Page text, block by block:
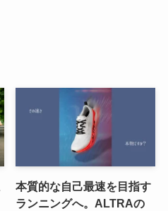
本質的な自己最速を目指す
ランニングへ。ALTRAの